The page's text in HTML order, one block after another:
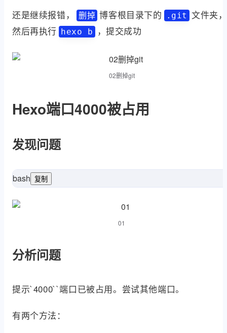
$ hexo b
INFO  Validating config
还是继续报错， 删掉 博客根目录下的 .git 文件夹，
然后再执行 hexo b ，提交成功
02删掉git
Hexo端口4000被占用
发现问题
bash 复制
4000 has been used. Try other port
01
分析问题
提示`4000``端口已被占用。尝试其他端口。
有两个方法：